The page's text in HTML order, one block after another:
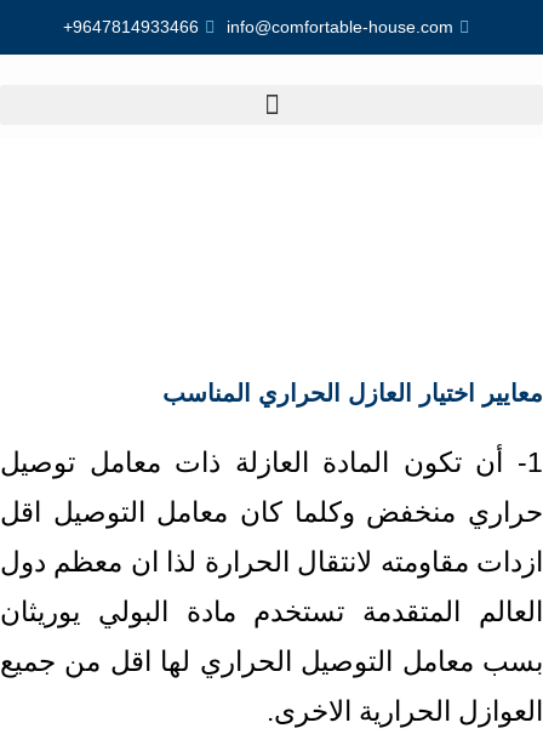
info@comfortable-house.com
9647814933466+
معايير اختيار العازل الحراري المناسب
1- أن تكون المادة العازلة ذات معامل توصيل
حراري منخفض وكلما كان معامل التوصيل اقل
ازدات مقاومته لانتقال الحرارة لذا ان معظم دول
العالم المتقدمة تستخدم مادة البولي يوريثان
بسب معامل التوصيل الحراري لها اقل من جميع
العوازل الحرارية الاخرى.